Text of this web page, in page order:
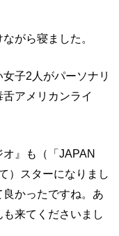
がら寝ました。
子2人がパーソナリ
アメリカンライ
』も（「JAPAN
）スターになりまし
かったですね。あ
来てくださいまし